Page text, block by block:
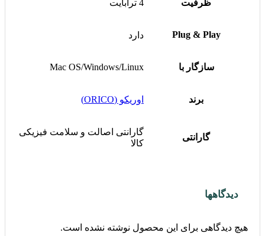
ظرفیت 4 ترابایت
Plug & Play دارد
سازگار با Mac OS/Windows/Linux
برند اوریکو (ORICO)
گارانتی
گارانتی اصالت و سلامت فیزیکی
کالا
دیدگاهها
هیچ دیدگاهی برای این محصول نوشته نشده است.